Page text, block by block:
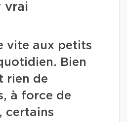
vrai
vite aux petits
Bien
rien de
à force de
certains